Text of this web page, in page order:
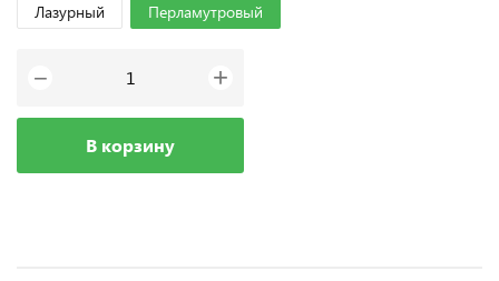
Лазурный Перламутровый
− +
В корзину